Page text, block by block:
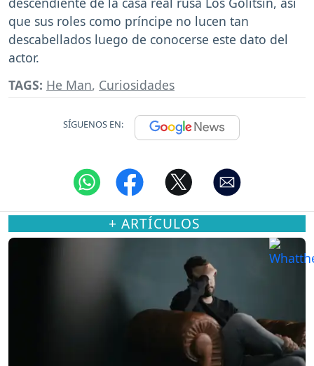
que sus roles como príncipe no lucen tan
descabellados luego de conocerse este dato del
actor.
TAGS: He Man, Curiosidades
SÍGUENOS EN:
+ ARTÍCULOS